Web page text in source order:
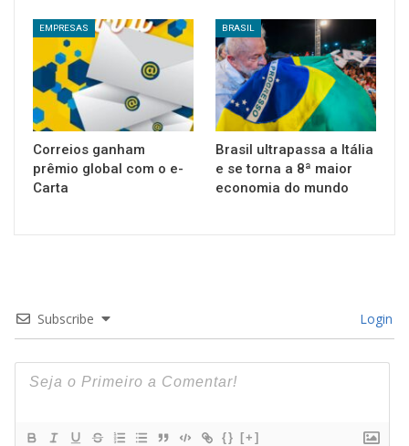
EMPRESAS
Correios ganham
prêmio global com o e-
Carta
BRASIL
Brasil ultrapassa a Itália
e se torna a 8ª maior
economia do mundo
Subscribe Login
{} [+]